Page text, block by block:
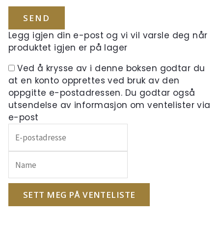
Legg igjen din e-post og vi vil varsle deg når
produktet igjen er på lager
Ved å krysse av i denne boksen godtar du
at en konto opprettes ved bruk av den
oppgitte e-postadressen. Du godtar også
utsendelse av informasjon om ventelister via
e-post
inn
e-
postadressen
din
SETT MEG PÅ VENTELISTE